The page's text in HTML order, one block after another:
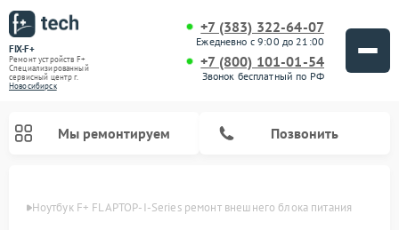
FIX-F+
Ремонт устройств F+
Специализированный
cервисный центр г.
Новосибирск
+7 (383) 322-64-07
Ежедневно с 9:00 до 21:00
+7 (800) 101-01-54
Звонок бесплатный по РФ
Мы ремонтируем Позвонить
Ноутбук F+ FLAPTOP-I-Series ремонт внешнего блока питания